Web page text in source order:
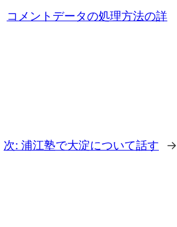
コメントデータの処理方法の詳
次: 浦江塾で大淀について話す →